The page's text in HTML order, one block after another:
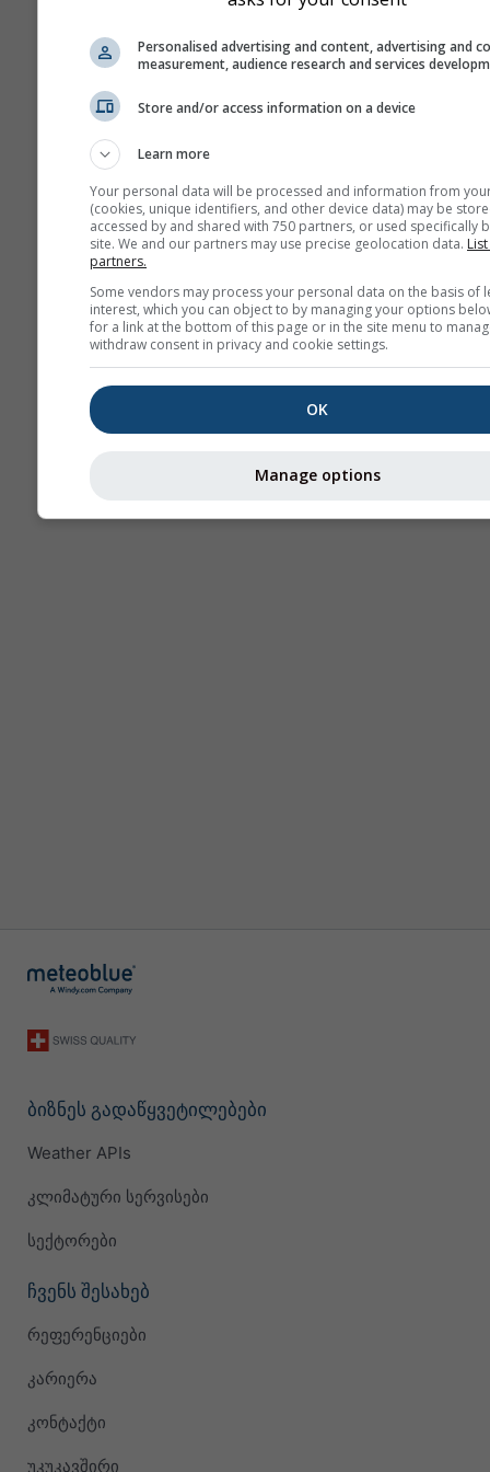
პროგნოზი
ბიზნეს გადაწყვეტილებები
Weather APIs
კლიმატური სერვისები
სექტორები
ჩვენს შესახებ
რეფერენციები
კარიერა
კონტაქტი
უკუკავშირი
Personalised advertising and content, advertising and
measurement, audience research and services
Store and/or access information on a device
Learn more
Your personal data will be processed and information from
(cookies, unique identifiers, and other device data) may be
accessed by and shared with 750 partners, or used specifically
site. We and our partners may use precise geolocation data.
partners.
Some vendors may process your personal data on the basis of
interest, which you can object to by managing your options
for a link at the bottom of this page or in the site menu to
withdraw consent in privacy and cookie settings.
OK
Manage options